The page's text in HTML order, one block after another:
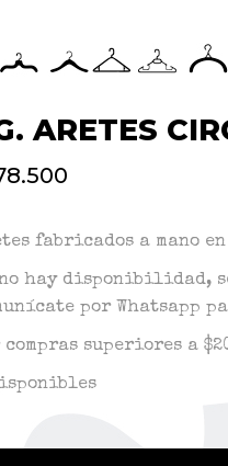
ARETES
fabricados a mano
hay disponibilidad,
por Whatsapp
compras superiores a